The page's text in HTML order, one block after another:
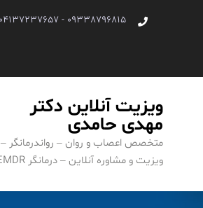
09338796815 - 04137237657
ویزیت آنلاین دکتر
مهدی حامدی
متخصص اعصاب و روان – رواندرمانگر –
ویزیت و مشاوره آنلاین – درمانگر EMDR